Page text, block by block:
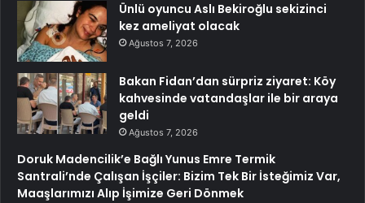
Ünlü oyuncu Aslı Bekiroğlu sekizinci
kez ameliyat olacak
Ağustos 7, 2026
Bakan Fidan’dan sürpriz ziyaret: Köy
kahvesinde vatandaşlar ile bir araya
geldi
Ağustos 7, 2026
Doruk Madencilik’e Bağlı Yunus Emre Termik
Santrali’nde Çalışan İşçiler: Bizim Tek Bir İsteğimiz Var,
Maaşlarımızı Alıp İşimize Geri Dönmek